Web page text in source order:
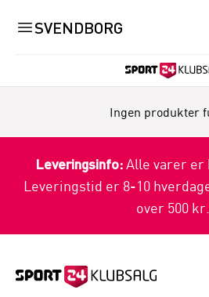
SVENDBORG
Ingen produkter
Leveringsinfo:Alle varer er
Leveringstid er 8-10
over 500